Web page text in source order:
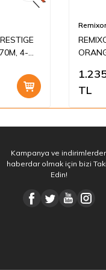
4-
KAMIŞ
TL
Kampanya ve
haberdar olmak için bizi
Edin!